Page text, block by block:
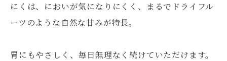
にくは、においが気になりにくく、まるでドライフル
ーツのような自然な甘みが特長。
胃にもやさしく、毎日無理なく続けていただけます。